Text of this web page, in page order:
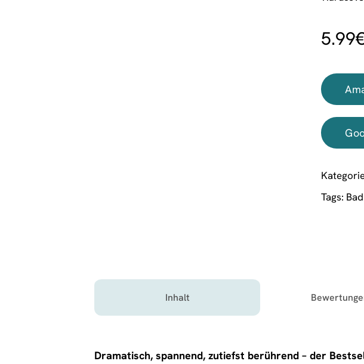
5.99
Tags:
Inhalt
Dramatisch, spannend, zutiefst berührend – der